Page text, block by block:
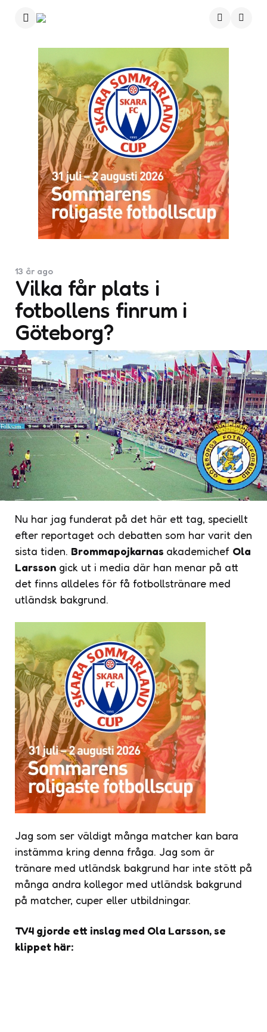
Vilka får plats i
fotbollens finrum i
Göteborg?
13 år ago
Nu har jag funderat på det här ett tag, speciellt
efter reportaget och debatten som har varit den
sista tiden. Brommapojkarnas akademichef Ola
Larsson gick ut i media där han menar på att
det finns alldeles för få fotbollstränare med
utländsk bakgrund.
Jag som ser väldigt många matcher kan bara
instämma kring denna fråga. Jag som är
tränare med utländsk bakgrund har inte stött på
många andra kollegor med utländsk bakgrund
på matcher, cuper eller utbildningar.
TV4 gjorde ett inslag med Ola Larsson, se
klippet här: